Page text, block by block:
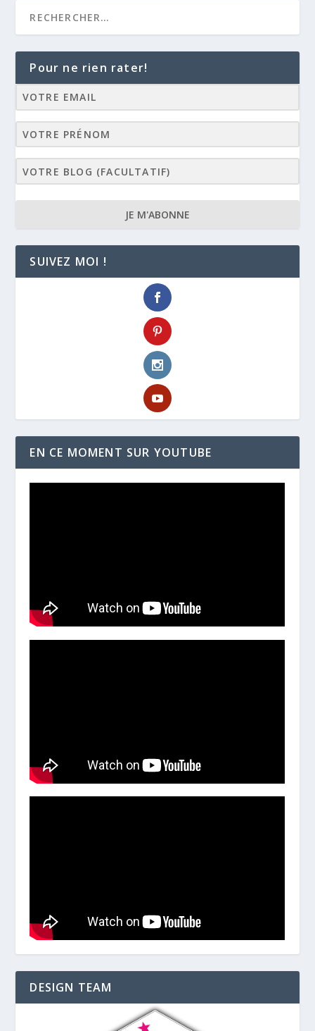
Pour ne rien rater!
JE M'ABONNE
SUIVEZ MOI !
EN CE MOMENT SUR YOUTUBE
DESIGN TEAM